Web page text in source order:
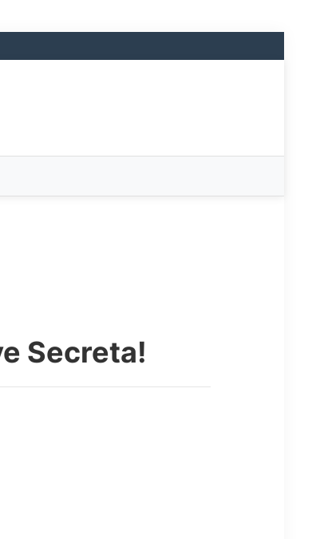
Secreta!